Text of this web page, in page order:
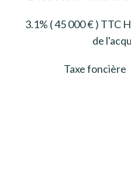
3.1% ( 45 000 € ) TTC
de
Taxe foncière